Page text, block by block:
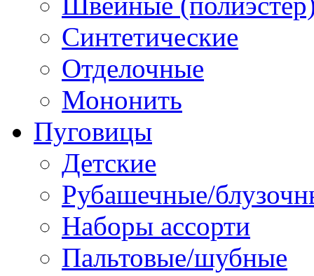
Синтетические
Отделочные
Мононить
Пуговицы
Детские
Рубашечные/
Наборы ассорти
Пальтовые/шубные